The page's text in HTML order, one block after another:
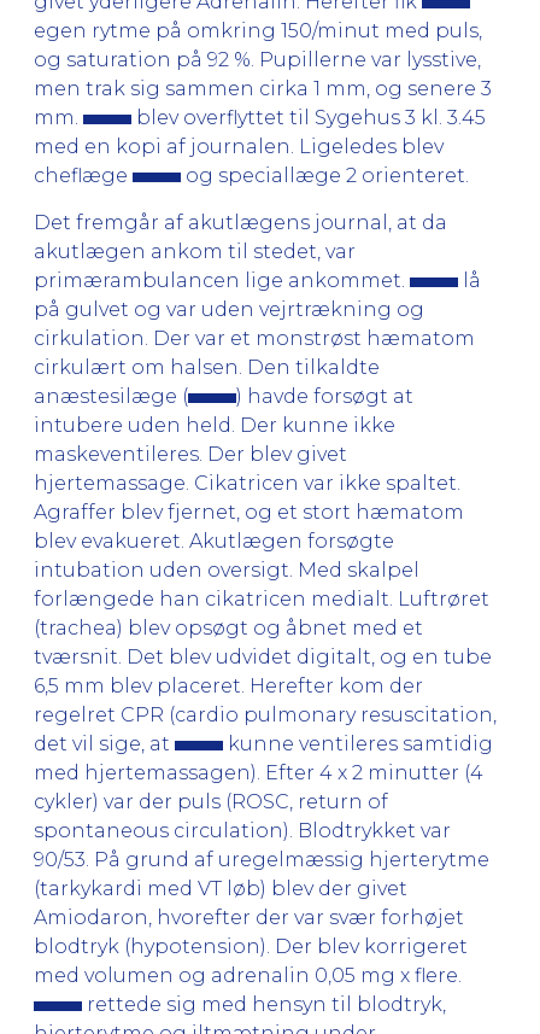
egen rytme på omkring 150/minut med puls,
og saturation på 92 %. Pupillerne var lysstive,
men trak sig sammen cirka 1 mm, og senere 3
mm.
blev overflyttet til Sygehus 3 kl. 3.45
med en kopi af journalen. Ligeledes blev
cheflæge
og speciallæge 2 orienteret.
Det fremgår af akutlægens journal, at da
akutlægen ankom til stedet, var
primærambulancen lige ankommet.
lå
på gulvet og var uden vejrtrækning og
cirkulation. Der var et monstrøst hæmatom
cirkulært om halsen. Den tilkaldte
anæstesilæge (
) havde forsøgt at
intubere uden held. Der kunne ikke
maskeventileres. Der blev givet
hjertemassage. Cikatricen var ikke spaltet.
Agraffer blev fjernet, og et stort hæmatom
blev evakueret. Akutlægen forsøgte
intubation uden oversigt. Med skalpel
forlængede han cikatricen medialt. Luftrøret
(trachea) blev opsøgt og åbnet med et
tværsnit. Det blev udvidet digitalt, og en tube
6,5 mm blev placeret. Herefter kom der
regelret CPR (cardio pulmonary resuscitation,
det vil sige, at
kunne ventileres samtidig
med hjertemassagen). Efter 4 x 2 minutter (4
cykler) var der puls (ROSC, return of
spontaneous circulation). Blodtrykket var
90/53. På grund af uregelmæssig hjerterytme
(tarkykardi med VT løb) blev der givet
Amiodaron, hvorefter der var svær forhøjet
blodtryk (hypotension). Der blev korrigeret
med volumen og adrenalin 0,05 mg x flere.
rettede sig med hensyn til blodtryk,